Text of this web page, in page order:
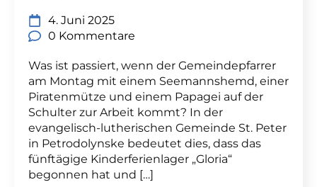
4. Juni 2025
0 Kommentare
Was ist passiert, wenn der Gemeindepfarrer
am Montag mit einem Seemannshemd, einer
Piratenmütze und einem Papagei auf der
Schulter zur Arbeit kommt? In der
evangelisch-lutherischen Gemeinde St. Peter
in Petrodolynske bedeutet dies, dass das
fünftägige Kinderferienlager „Gloria“
begonnen hat und […]